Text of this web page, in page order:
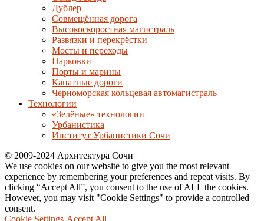
Дублер
Совмещённая дорога
Высокоскоростная магистраль
Развязки и перекрёстки
Мосты и переходы
Парковки
Порты и марины
Канатные дороги
Черноморская кольцевая автомагистраль
Технологии
«Зелёные» технологии
Урбанистика
Институт Урбанистики Сочи
© 2009-2024 Архитектура Сочи
We use cookies on our website to give you the most relevant
experience by remembering your preferences and repeat visits. By
clicking “Accept All”, you consent to the use of ALL the cookies.
However, you may visit "Cookie Settings" to provide a controlled
consent.